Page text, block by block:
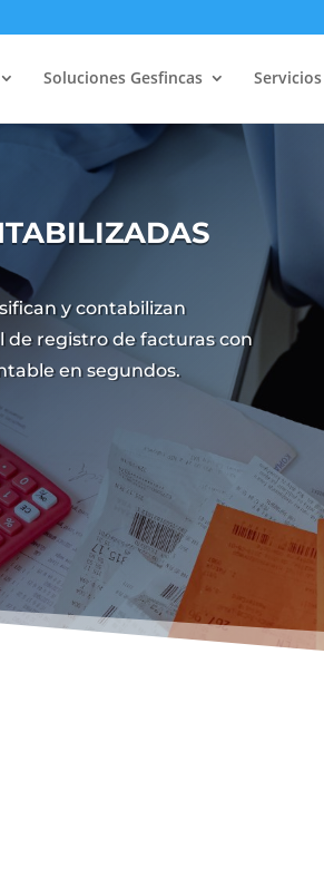
Soluciones Gesfincas Servicios
y contabilizan
de registro de facturas con
en segundos.